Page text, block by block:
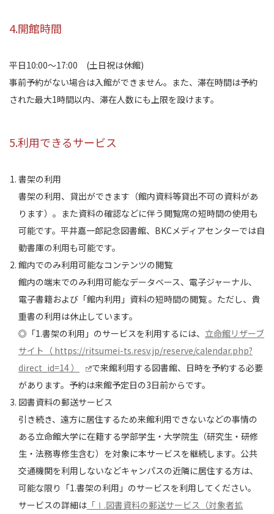
4.開館時間
平日10:00～17:00 (土日祝は休館)
事前予約がない場合は入館ができません。また、滞在時間は予約
された最大1時間以内、滞在人数にも上限を設けます。
5.利用できるサービス
書架の利用
書架の利用、貸出ができます（館内資料等貸出不可の資料があ
ります）。また資料の確認などに伴う閲覧席の短時間の使用も
可能です。平井嘉一郎記念図書館、BKCメディアセンターでは自
動書庫の利用も可能です。
館内でのみ利用可能なコンテンツの閲覧
館内の端末でのみ利用可能なデータベース、電子ジャーナル、
電子書籍および「館内利用」資料の短時間の閲覧 。ただし、貴
重書の利用は休止しています。
◎「1.書架の利用」のサービスを利用するには、 立命館リザーブ
サイト（ https://ritsumei-ts.resv.jp/reserve/calendar.php?
direct_id=14 ）
で来館利用する図書館、日時を予約する必要
があります。予約は来館予定日の3日前からです。
図書資料の郵送サービス
引き続き、遠方に居住するため来館利用できないなどの事情の
ある立命館大学に在籍する学部学生・大学院生（研究⽣・研修
⽣・法務専修⽣含む）を対象に本サービスを継続します。公共
交通機関を利用しないなどキャンパスの近隣に居住する方は、
可能な限り「1.書架の利用」のサービスを利用してください。
サービスの詳細は 「Ⅰ.図書資料の郵送サービス（対象者拡